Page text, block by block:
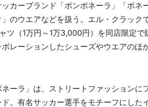
カーブランド「ボンボネーラ」「ボネ
のウエアなどを扱う。エル・クラック
ツ（1万円～1万3,000円）を同店限定
レーションしたシューズやウエアのほ
ーラ」は、ストリートファッションに
。有名サッカー選手をモチーフにした